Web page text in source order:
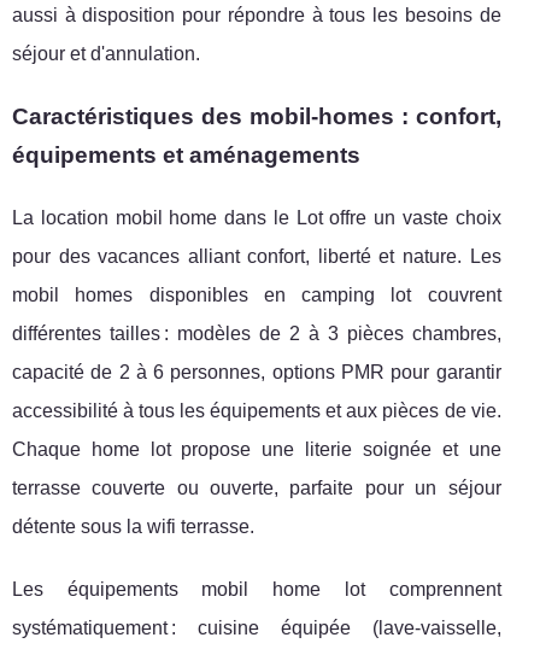
aussi à disposition pour répondre à tous les besoins de
séjour et d'annulation.
Caractéristiques des mobil-homes : confort,
équipements et aménagements
La location mobil home dans le Lot offre un vaste choix
pour des vacances alliant confort, liberté et nature. Les
mobil homes disponibles en camping lot couvrent
différentes tailles : modèles de 2 à 3 pièces chambres,
capacité de 2 à 6 personnes, options PMR pour garantir
accessibilité à tous les équipements et aux pièces de vie.
Chaque home lot propose une literie soignée et une
terrasse couverte ou ouverte, parfaite pour un séjour
détente sous la wifi terrasse.
Les équipements mobil home lot comprennent
systématiquement : cuisine équipée (lave-vaisselle,